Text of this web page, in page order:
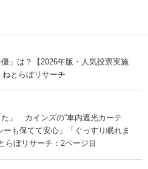
」は？【2026年版・人気投票実施
とらぼリサーチ
た」 カインズの“車内遮光カーテ
も保てて安心」「ぐっすり眠れま
らぼリサーチ：2ページ目